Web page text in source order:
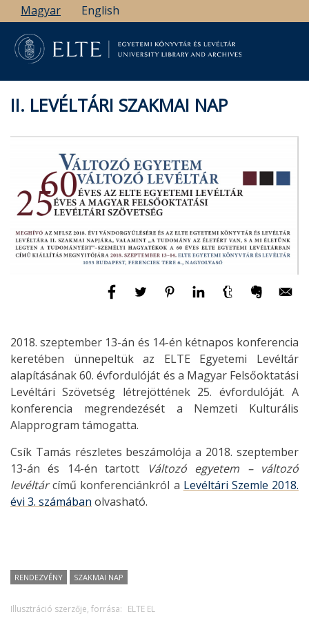
Ugrás
a
tartalomra
Magyar English
II. LEVÉLTÁRI SZAKMAI NAP
2018. szeptember 13-án és 14-én kétnapos konferencia
keretében ünnepeltük az ELTE Egyetemi Levéltár
alapításának 60. évfordulóját és a Magyar Felsőoktatási
Levéltári Szövetség létrejöttének 25. évfordulóját. A
konferencia megrendezését a Nemzeti Kulturális
Alapprogram támogatta.
Csík Tamás részletes beszámolója a 2018. szeptember
13-án és 14-én tartott
Változó egyetem – változó
levéltárcímű konferenciánkról a Levéltári Szemle 2018.
évi 3. számában olvasható.
RENDEZVÉNY SZAKMAI NAP
Illusztráció szerzője, forrása: ELTE EL